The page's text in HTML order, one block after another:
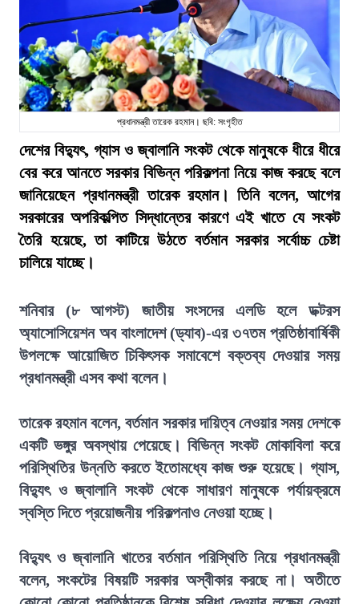
প্রধানমন্ত্রী তারেক রহমান। ছবি: সংগৃহীত
দেশের বিদ্যুৎ, গ্যাস ও জ্বালানি সংকট থেকে মানুষকে ধীরে ধীরে
বের করে আনতে সরকার বিভিন্ন পরিকল্পনা নিয়ে কাজ করছে বলে
জানিয়েছেন প্রধানমন্ত্রী তারেক রহমান। তিনি বলেন, আগের
সরকারের অপরিকল্পিত সিদ্ধান্তের কারণে এই খাতে যে সংকট
তৈরি হয়েছে, তা কাটিয়ে উঠতে বর্তমান সরকার সর্বোচ্চ চেষ্টা
চালিয়ে যাচ্ছে।
শনিবার (৮ আগস্ট) জাতীয় সংসদের এলডি হলে ডক্টরস
অ্যাসোসিয়েশন অব বাংলাদেশ (ড্যাব)-এর ৩৭তম প্রতিষ্ঠাবার্ষিকী
উপলক্ষে আয়োজিত চিকিৎসক সমাবেশে বক্তব্য দেওয়ার সময়
প্রধানমন্ত্রী এসব কথা বলেন।
তারেক রহমান বলেন, বর্তমান সরকার দায়িত্ব নেওয়ার সময় দেশকে
একটি ভঙ্গুর অবস্থায় পেয়েছে। বিভিন্ন সংকট মোকাবিলা করে
পরিস্থিতির উন্নতি করতে ইতোমধ্যে কাজ শুরু হয়েছে। গ্যাস,
বিদ্যুৎ ও জ্বালানি সংকট থেকে সাধারণ মানুষকে পর্যায়ক্রমে
স্বস্তি দিতে প্রয়োজনীয় পরিকল্পনাও নেওয়া হচ্ছে।
বিদ্যুৎ ও জ্বালানি খাতের বর্তমান পরিস্থিতি নিয়ে প্রধানমন্ত্রী
বলেন, সংকটের বিষয়টি সরকার অস্বীকার করছে না। অতীতে